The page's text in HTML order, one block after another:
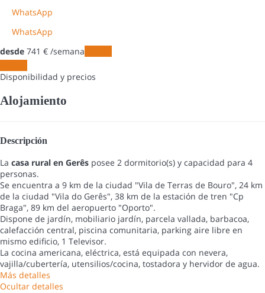
WhatsApp
WhatsApp
desde 741 € /semana
Disponibilidad y precios
Alojamiento
Descripción
La casa rural en Gerês posee 2 dormitorio(s) y capacidad para 4
personas.
Se encuentra a 9 km de la ciudad "Vila de Terras de Bouro", 24 km
de la ciudad "Vila do Gerês", 38 km de la estación de tren "Cp
Braga", 89 km del aeropuerto "Oporto".
Dispone de jardín, mobiliario jardín, parcela vallada, barbacoa,
calefacción central, piscina comunitaria, parking aire libre en
mismo edificio, 1 Televisor.
La cocina americana, eléctrica, está equipada con nevera,
vajilla/cubertería, utensilios/cocina, tostadora y hervidor de agua.
Más detalles
Ocultar detalles